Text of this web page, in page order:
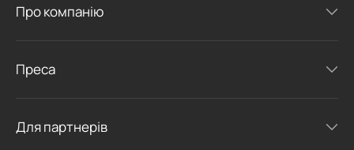
Про компанію
Преса
Для партнерів